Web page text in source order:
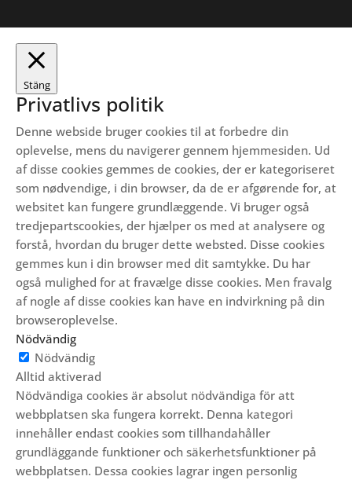
Stäng
Privatlivs politik
Denne webside bruger cookies til at forbedre din
oplevelse, mens du navigerer gennem hjemmesiden. Ud
af disse cookies gemmes de cookies, der er kategoriseret
som nødvendige, i din browser, da de er afgørende for, at
websitet kan fungere grundlæggende. Vi bruger også
tredjepartscookies, der hjælper os med at analysere og
forstå, hvordan du bruger dette websted. Disse cookies
gemmes kun i din browser med dit samtykke. Du har
også mulighed for at fravælge disse cookies. Men fravalg
af nogle af disse cookies kan have en indvirkning på din
browseroplevelse.
Nödvändig
Nödvändig
Alltid aktiverad
Nödvändiga cookies är absolut nödvändiga för att
webbplatsen ska fungera korrekt. Denna kategori
innehåller endast cookies som tillhandahåller
grundläggande funktioner och säkerhetsfunktioner på
webbplatsen. Dessa cookies lagrar ingen personlig